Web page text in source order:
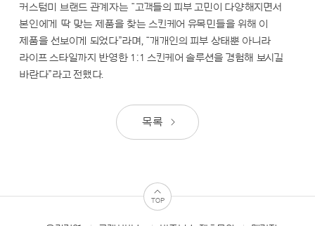
커스텀미 브랜드 관계자는 “고객들의 피부 고민이 다양해지면서
본인에게 딱 맞는 제품을 찾는 스킨케어 유목민들을 위해 이
제품을 선보이게 되었다”라며, “개개인의 피부 상태뿐 아니라
라이프 스타일까지 반영한 1:1 스킨케어 솔루션을 경험해 보시길
바란다”라고 전했다.
목록
TOP